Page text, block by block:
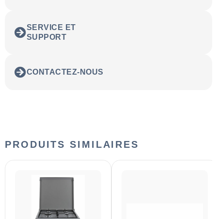
SERVICE ET
SUPPORT
CONTACTEZ-NOUS
PRODUITS SIMILAIRES